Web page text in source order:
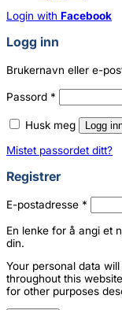
Login with Facebook
Logg inn
Brukernavn eller e-
Passord *
Husk meg Logg
Mistet passordet ditt?
Registrer
E-postadresse *
En lenke for å angi et
din.
Your personal data
throughout this
for other purposes